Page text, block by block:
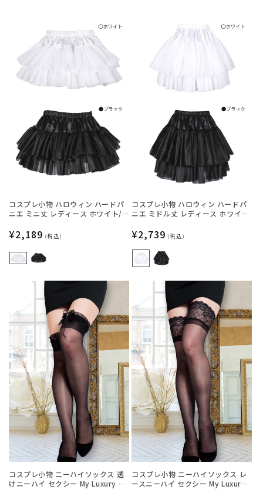
コスプレ小物 ハロウィン ハードパ
ニエ ミニ丈 レディース ホワイト/
トーン】
通
常
価
¥2,189 (税込)
コスプレ小物 ハロウィン ハードパ
ニエ ミドル丈 レディース ホワイ
ストーン】
通
常
価
¥2,739 (税込)
コスプレ小物 ニーハイソックス 透
けニーハイ セクシー My Luxury シ
コスプレ小物 ニーハイソックス レ
ースニーハイ セクシー My Luxury